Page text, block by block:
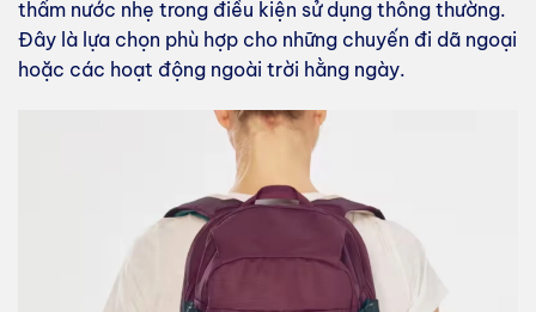
thấm nước nhẹ trong điều kiện sử dụng thông thường.
Đây là lựa chọn phù hợp cho những chuyến đi dã ngoại
hoặc các hoạt động ngoài trời hằng ngày.